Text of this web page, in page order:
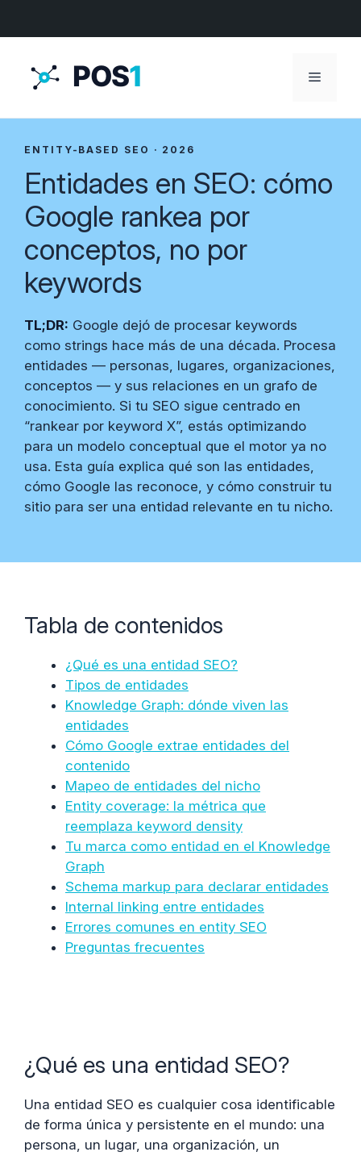
Menú
ENTITY-BASED SEO · 2026
Entidades en SEO: cómo
Google rankea por
conceptos, no por
keywords
TL;DR: Google dejó de procesar keywords
como strings hace más de una década. Procesa
entidades — personas, lugares, organizaciones,
conceptos — y sus relaciones en un grafo de
conocimiento. Si tu SEO sigue centrado en
“rankear por keyword X”, estás optimizando
para un modelo conceptual que el motor ya no
usa. Esta guía explica qué son las entidades,
cómo Google las reconoce, y cómo construir tu
sitio para ser una entidad relevante en tu nicho.
Tabla de contenidos
¿Qué es una entidad SEO?
Tipos de entidades
Knowledge Graph: dónde viven las
entidades
Cómo Google extrae entidades del
contenido
Mapeo de entidades del nicho
Entity coverage: la métrica que
reemplaza keyword density
Tu marca como entidad en el Knowledge
Graph
Schema markup para declarar entidades
Internal linking entre entidades
Errores comunes en entity SEO
Preguntas frecuentes
¿Qué es una entidad SEO?
Una entidad SEO es cualquier cosa identificable
de forma única y persistente en el mundo: una
persona, un lugar, una organización, un